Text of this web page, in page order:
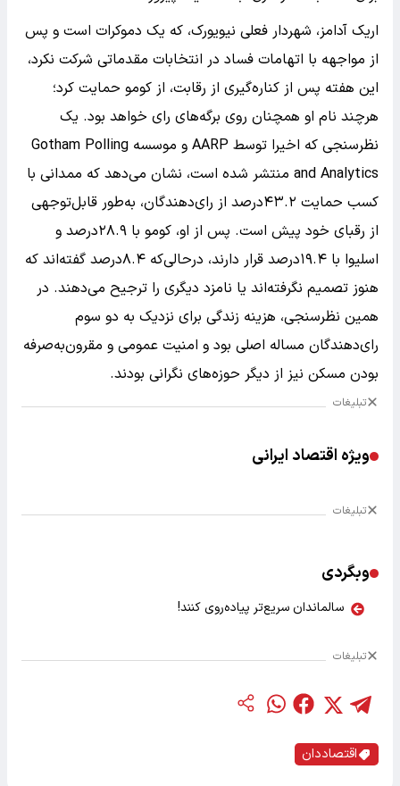
اریک آدامز، شهردار فعلی نیویورک، که یک دموکرات است و پس
از مواجهه با اتهامات فساد در انتخابات مقدماتی شرکت نکرد،
این هفته پس از کناره‌گیری از رقابت، از کومو حمایت کرد؛
هرچند نام او همچنان روی برگه‌های رای خواهد بود. یک
نظرسنجی که اخیرا توسط AARP و موسسه Gotham Polling
and Analytics منتشر شده است، نشان می‌دهد که ممدانی با
کسب حمایت ۴۳.۲درصد از رای‌دهندگان، به‌طور قابل‌توجهی
از رقبای خود پیش است. پس از او، کومو با ۲۸.۹درصد و
اسلیوا با ۱۹.۴درصد قرار دارند، درحالی‌که ۸.۴درصد گفته‌اند که
هنوز تصمیم نگرفته‌اند یا نامزد دیگری را ترجیح می‌دهند. در
همین نظرسنجی، هزینه زندگی برای نزدیک به دو سوم
رای‌دهندگان مساله اصلی بود و امنیت عمومی و مقرون‌به‌صرفه
بودن مسکن نیز از دیگر حوزه‌های نگرانی بودند.
تبلیغات
ویژه اقتصاد ایرانی
تبلیغات
وبگردی
سالماندان سریع‌تر پیاده‌روی کنند!
تبلیغات
اقتصاددان